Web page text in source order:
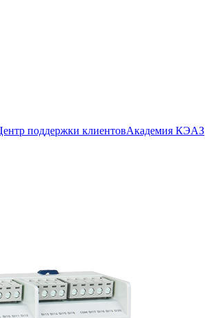
поддержки клиентовАкадемия КЭАЗ